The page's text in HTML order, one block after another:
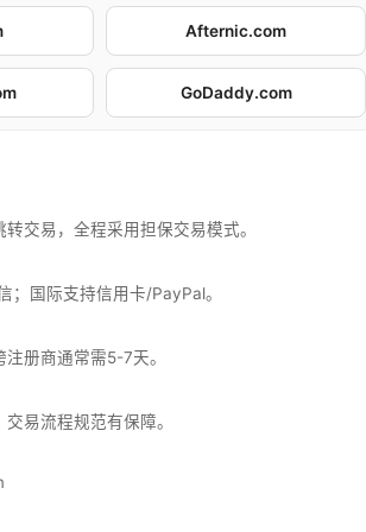
Afternic.com
GoDaddy.com
交易，全程采用担保交易模式。
；国际支持信用卡/PayPal。
册商通常需5-7天。
易流程规范有保障。